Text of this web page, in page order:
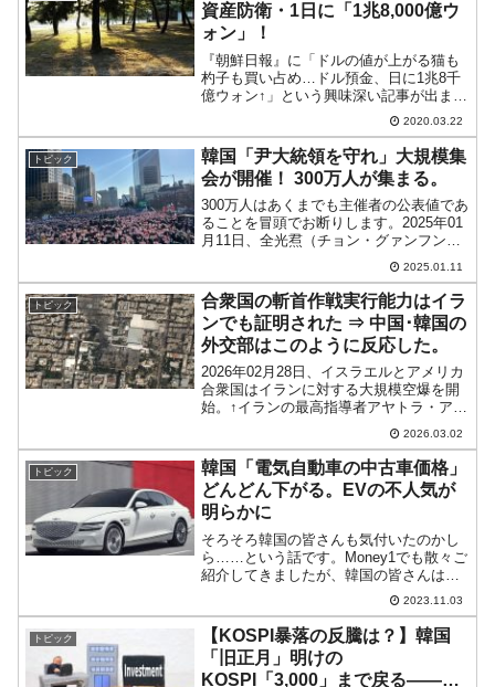
資産防衛・1日に「1兆8,000億ウ
ォン」！
『朝鮮日報』に「ドルの値が上がる猫も
杓子も買い占め…ドル預金、日に1兆8千
億ウォン↑」という興味深い記事が出まし
た。⇒参照・引用元：『朝鮮日報』「달
러값 치솟자 너도나도 사재기… 달러예금
하루에 1조8천억↑」（2020年03月22
日）...
2020.03.22
トピック
韓国「尹大統領を守れ」大規模集
会が開催！ 300万人が集まる。
300万人はあくまでも主催者の公表値であ
ることを冒頭でお断りします。2025年01
月11日、全光焄（チョン・グァンフン）
牧師が率いる『大韓民国を正す国民運動
本部』（略称『大国本』）がソウル光化
門で「尹錫悦大統領弾劾阻止」のための
大規模集会を...
2025.01.11
トピック
合衆国の斬首作戦実行能力はイラ
ンでも証明された ⇒ 中国･韓国の
外交部はこのように反応した。
2026年02月28日、イスラエルとアメリカ
合衆国はイランに対する大規模空爆を開
始。↑イランの最高指導者アヤトラ・アリ
ー・ハメネイさんの施設で黒煙が立ち上
りる様子を捉えた衛星画像。最高指導者
のハメネイ師は28日中に死亡したことが
イスラエル・...
2026.03.02
トピック
韓国「電気自動車の中古車価格」
どんどん下がる。EVの不人気が
明らかに
そろそろ韓国の皆さんも気付いたのかし
ら……という話です。Money1でも散々ご
紹介してきましたが、韓国の皆さんは
「電気自動車強国」と誇るものの、「実
は電気自動車は不便だ」ということに
薄々気付いています。なにせ休暇シーズ
ン（特に冬）になると、...
2023.11.03
トピック
【KOSPI暴落の反騰は？】韓国
「旧正月」明けの
KOSPI「3,000」まで戻る――本